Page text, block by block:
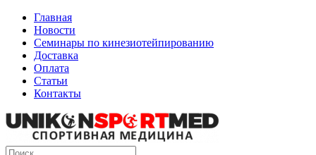
Главная
Новости
Семинары по кинезиотейпированию
Доставка
Оплата
Статьи
Контакты